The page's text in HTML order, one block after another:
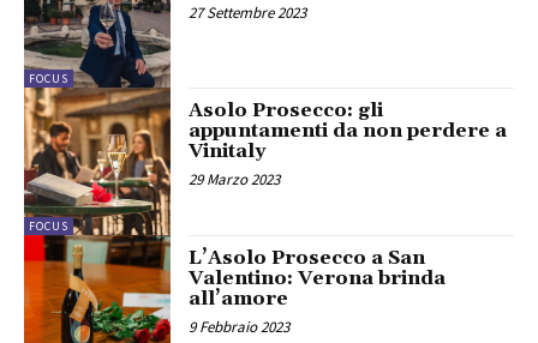
FOCUS
27 Settembre 2023
FOCUS
Asolo Prosecco: gli
appuntamenti da non perdere a
Vinitaly
29 Marzo 2023
L’Asolo Prosecco a San
Valentino: Verona brinda
all’amore
9 Febbraio 2023